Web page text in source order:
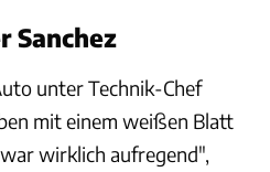
Sanchez
unter Technik-Chef
mit einem weißen Blatt
wirklich aufregend",